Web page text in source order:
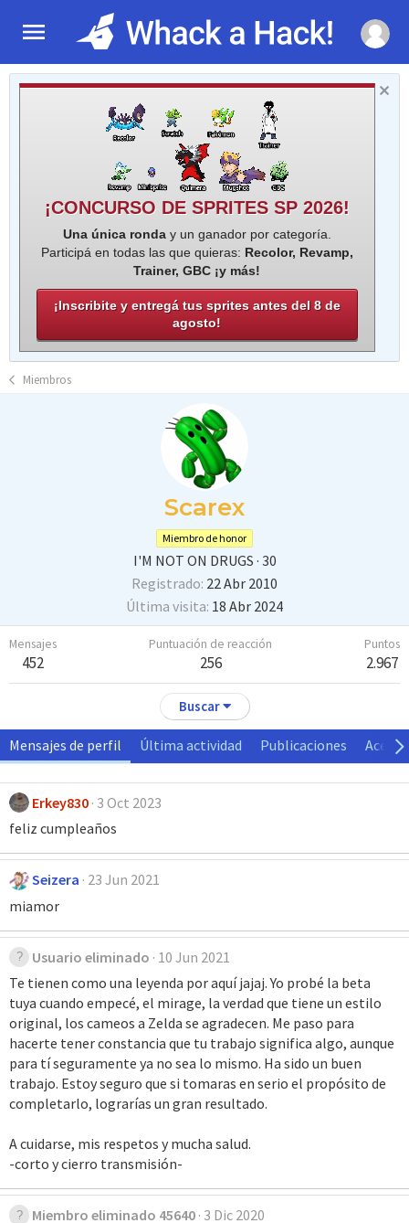
¡CONCURSO DE SPRITES SP 2026!
Una única ronday un ganador por categoría.
Participá en todas las que quieras: Recolor, Revamp,
Trainer, GBC ¡y más!
¡Inscribite y entregá tus sprites antes del 8 de
agosto!
Miembros
Scarex
Miembro de honor
I'M NOT ON DRUGS · 30
Registrado 22 Abr 2010
Última visita 18 Abr 2024
Mensajes
452
Puntuación de reacción
256
Puntos
2.967
Buscar
Mensajes de perfil Última actividad Publicaciones Acerca
Erkey830 3 Oct 2023
feliz cumpleaños
Seizera 23 Jun 2021
miamor
Usuario eliminado 10 Jun 2021
Te tienen como una leyenda por aquí jajaj. Yo probé la beta
tuya cuando empecé, el mirage, la verdad que tiene un estilo
original, los cameos a Zelda se agradecen. Me paso para
hacerte tener constancia que tu trabajo significa algo, aunque
para tí seguramente ya no sea lo mismo. Ha sido un buen
trabajo. Estoy seguro que si tomaras en serio el propósito de
completarlo, lograrías un gran resultado.
A cuidarse, mis respetos y mucha salud.
-corto y cierro transmisión-
Miembro eliminado 45640 3 Dic 2020